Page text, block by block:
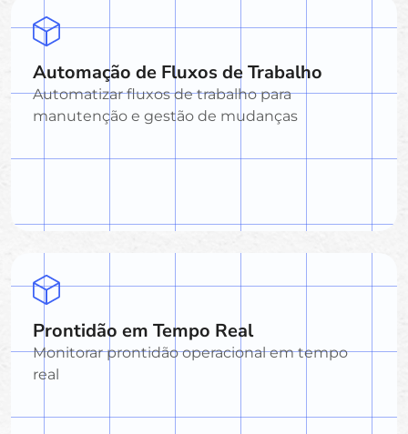
Automação de Fluxos de Trabalho
Automatizar fluxos de trabalho para
manutenção e gestão de mudanças
Prontidão em Tempo Real
Monitorar prontidão operacional em tempo
real